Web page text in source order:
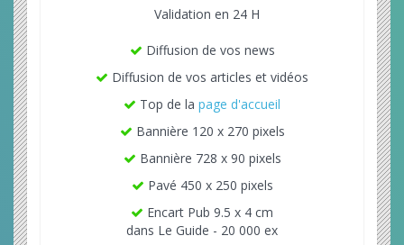
Validation en 24 H
Diffusion de vos news
Diffusion de vos articles et vidéos
Top de la page d'accueil
Bannière 120 x 270 pixels
Bannière 728 x 90 pixels
Pavé 450 x 250 pixels
Encart Pub 9.5 x 4 cm
dans Le Guide - 20 000 ex